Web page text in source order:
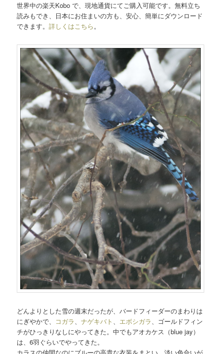
世界中の楽天Kobo で、現地通貨にてご購入可能です。無料立ち
読みもでき、日本にお住まいの方も、安心、簡単にダウンロード
できます。詳しくはこちら。
どんよりとした雪の週末だったが、バードフィーダーのまわりは
にぎやかで、
コガラ 、ナゲキバト エボシガラ
、ゴールドフィン
チがひっきりなしにやってきた。中でもアオカケス（blue jay）
は、6羽ぐらいでやってきた。